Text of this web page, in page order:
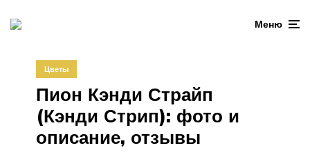
Меню
Цветы
Пион Кэнди Страйп
(Кэнди Стрип): фото и
описание, отзывы